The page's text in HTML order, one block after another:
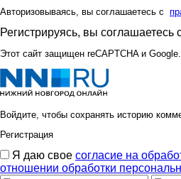
Авторизовываясь, вы соглашаетесь с
Регистрируясь, вы соглашаетесь
Этот сайт защищен reCAPTCHA и
Войдите, чтобы сохранять историю
Регистрация
Я даю свое согласие на
отношении обработки